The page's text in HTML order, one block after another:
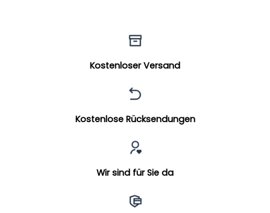
Kostenloser Versand
Kostenlose Rücksendungen
Wir sind für Sie da